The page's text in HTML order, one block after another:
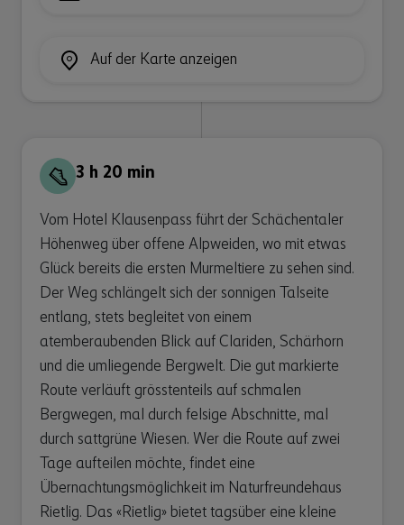
Auf der Karte anzeigen
3 h 20 min
Vom Hotel Klausenpass führt der Schächentaler
Höhenweg über offene Alpweiden, wo mit etwas
Glück bereits die ersten Murmeltiere zu sehen sind.
Der Weg schlängelt sich der sonnigen Talseite
entlang, stets begleitet von einem
atemberaubenden Blick auf Clariden, Schärhorn
und die umliegende Bergwelt. Die gut markierte
Route verläuft grösstenteils auf schmalen
Bergwegen, mal durch felsige Abschnitte, mal
durch sattgrüne Wiesen. Wer die Route auf zwei
Tage aufteilen möchte, findet eine
Übernachtungsmöglichkeit im Naturfreundehaus
Rietlig. Das «Rietlig» bietet tagsüber eine kleine